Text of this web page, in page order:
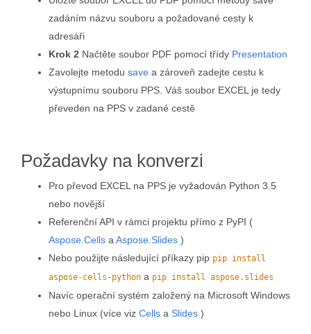
zadáním názvu souboru a požadované cesty k
adresáři
Krok 2 Načtěte soubor PDF pomocí třídy Presentation
Zavolejte metodu save a zároveň zadejte cestu k
výstupnímu souboru PPS. Váš soubor EXCEL je tedy
převeden na PPS v zadané cestě
Požadavky na konverzi
Pro převod EXCEL na PPS je vyžadován Python 3.5
nebo novější
Referenční API v rámci projektu přímo z PyPI (
Aspose.Cells a Aspose.Slides )
Nebo použijte následující příkazy pip pip install
aspose-cells-python a pip install aspose.slides
Navíc operační systém založený na Microsoft Windows
nebo Linux (více viz Cells a Slides )